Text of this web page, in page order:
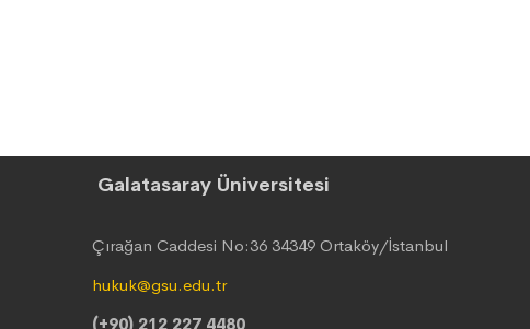
Galatasaray Üniversitesi
Çırağan Caddesi No:36 34349 Ortaköy/İstanbul
hukuk@gsu.edu.tr
(+90) 212 227 4480